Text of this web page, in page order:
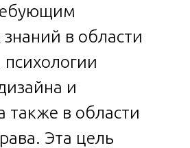
в области
и
также в области
Эта цель